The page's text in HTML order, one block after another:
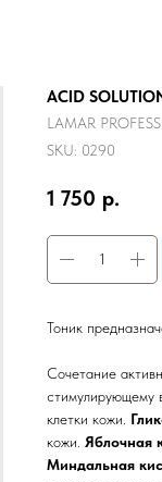
ACID
LAMAR
SKU: 0290
1 750 р.
Тоник
Сочетание
стимулирующему
клетки кожи.
кожи. Яблочная
Миндальная